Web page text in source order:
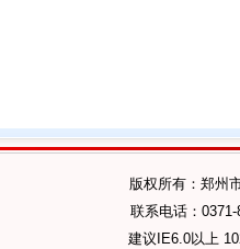
版权所有：郑州
联系电话：
建议IE6.0以上